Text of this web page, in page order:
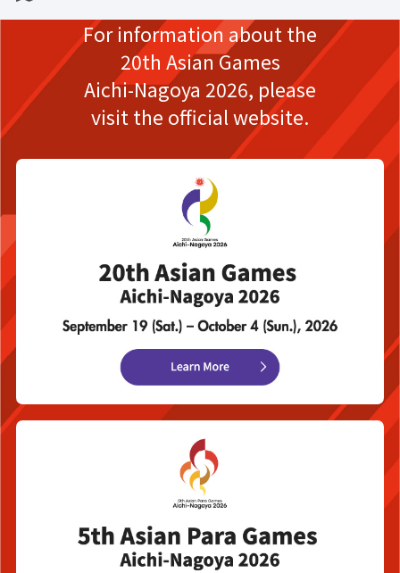
For information about the
20th Asian Games
Aichi-Nagoya 2026, please
visit the official website.